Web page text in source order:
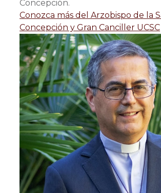
Concepción.
Conozca más del Arzobispo de la
Concepción y Gran Canciller UCSC